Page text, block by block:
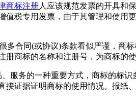
商标注册人应该规范发票的开具和
税专用发票，由于其管理和使用
合同(或协议)条款看似严谨，商
商标的名称和注册号，为商标的使
服务的一种重要方式，商标的标
证据证明商标的使用情况。报纸